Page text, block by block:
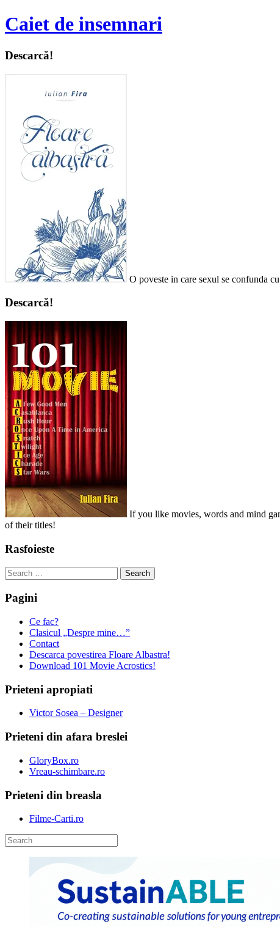
Caiet de insemnari
Descarcă!
O poveste in care sexul se confunda
Descarcă!
If you like movies, words and mind
of their titles!
Rasfoieste
Search
for:
Pagini
Ce fac?
Clasicul „Despre mine…”
Contact
Descarca povestirea Floare Albastra!
Download 101 Movie Acrostics!
Prieteni apropiati
Victor Sosea – Designer
Prieteni din afara breslei
GloryBox.ro
Vreau-schimbare.ro
Prieteni din breasla
Filme-Carti.ro